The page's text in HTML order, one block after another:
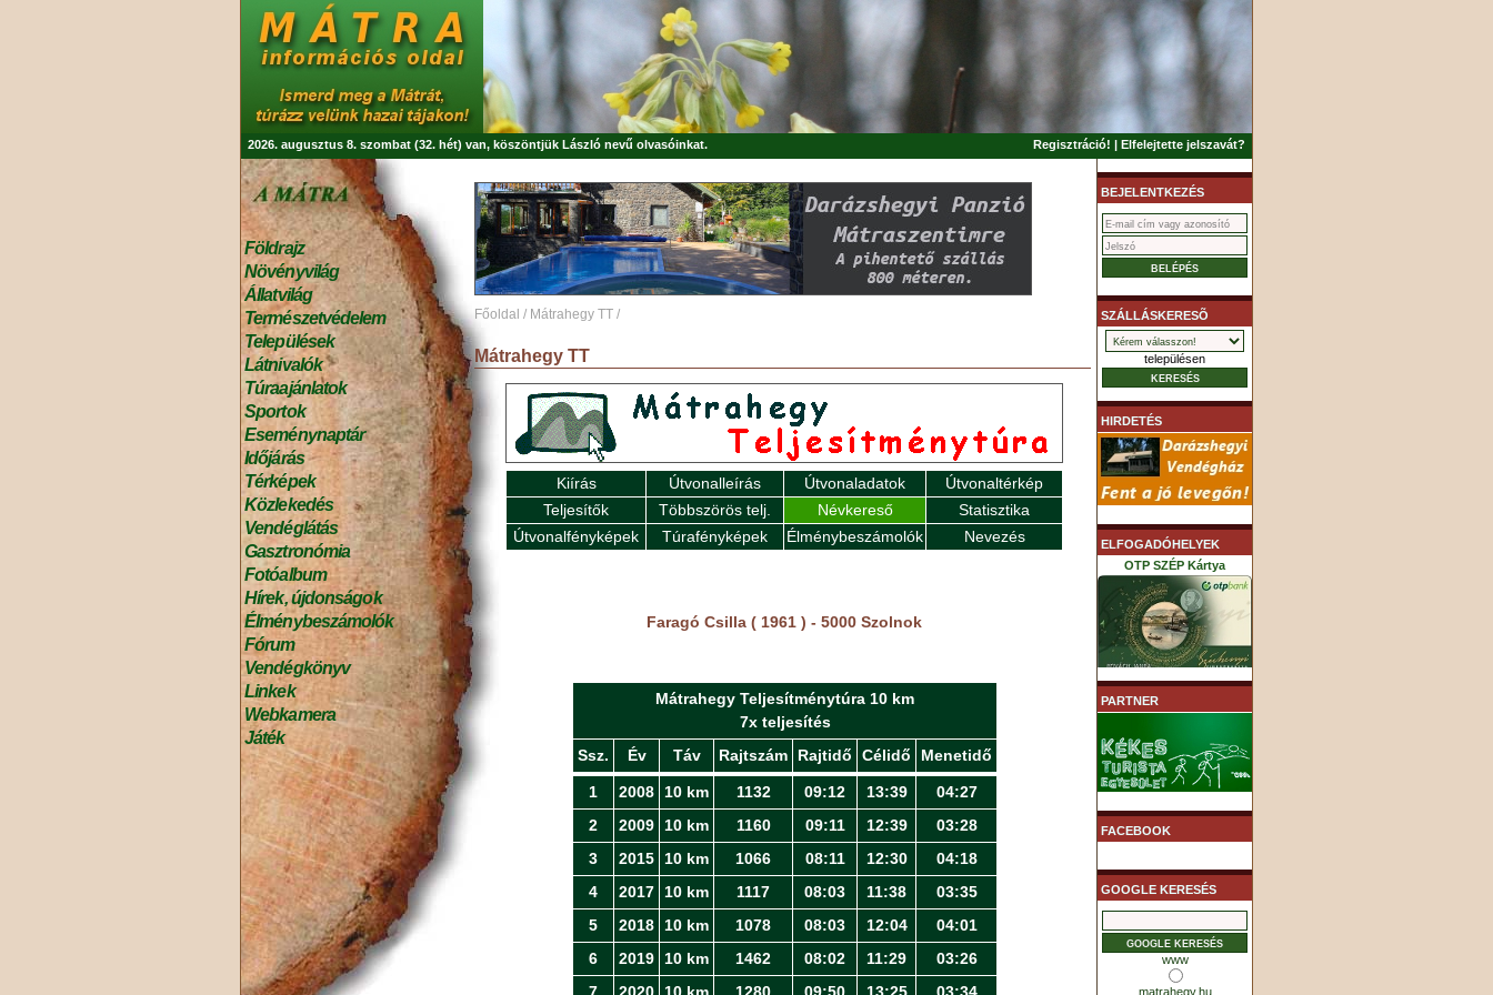
2026. augusztus 8. szombat (32. hét) van, köszöntjük László nevű olvasóinkat. Regisztráció! | Elfelejtette jelszavát?
Földrajz
Növényvilág
Állatvilág
Természetvédelem
Települések
Látnivalók
Túraajánlatok
Sportok
Eseménynaptár
Időjárás
Térképek
Közlekedés
Vendéglátás
Gasztronómia
Fotóalbum
Hírek, újdonságok
Élménybeszámolók
Fórum
Vendégkönyv
Linkek
Webkamera
Játék
Főoldal / Mátrahegy TT /
Mátrahegy TT
Kiírás Útvonalleírás Útvonaladatok
Útvonaltérkép
Teljesítők
Többszörös telj. Névkereső
Statisztika
Útvonalfényképek
Túrafényképek Élménybeszámolók Nevezés
Faragó Csilla ( 1961 ) - 5000 Szolnok
Mátrahegy Teljesítménytúra 10 km
7x teljesítés
Ssz.
Év Táv Rajtszám Rajtidő Célidő Menetidő
1 2008 10 km 1132 09:12 13:39
04:27
2
2009 10 km 1160 09:11 12:39
03:28
3
2015 10 km 1066 08:11 12:30
04:18
4
2017 10 km 1117 08:03 11:38
03:35
5
2018 10 km 1078 08:03 12:04
04:01
6
2019 10 km 1462 08:02 11:29
03:26
7
2020 10 km 1280 09:50 13:25 03:34
BEJELENTKEZÉS
SZÁLLÁSKERESÕ
településen
HIRDETÉS
ELFOGADÓHELYEK
OTP SZÉP Kártya
K&H SZÉP Kártya
PARTNER
FACEBOOK
GOOGLE KERESÉS
www
matrahegy.hu